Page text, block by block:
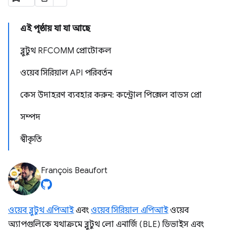
এই পৃষ্ঠায় যা যা আছে
ব্লুটুথ RFCOMM প্রোটোকল
ওয়েব সিরিয়াল API পরিবর্তন
কেস উদাহরণ ব্যবহার করুন: কন্ট্রোল পিক্সেল বাডস প্রো
সম্পদ
স্বীকৃতি
François Beaufort
ওয়েব ব্লুটুথ এপিআইএবং ওয়েব সিরিয়াল এপিআইওয়েব
অ্যাপগুলিকে যথাক্রমে ব্লুটুথ লো এনার্জি (BLE) ডিভাইস এবং